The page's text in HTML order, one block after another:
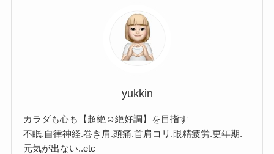
yukkin
カラダも心も【超絶☺︎絶好調】を目指す
不眠.自律神経.巻き肩.頭痛.首肩コリ.眼精疲労.更年期.
元気が出ない..etc